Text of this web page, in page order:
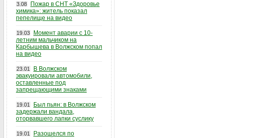
3.08
Пожар в СНТ «Здоровье
химика»: житель показал
пепелище на видео
19.03
Момент аварии с 10-
летним мальчиком на
Карбышева в Волжском попал
на видео
23.01
В Волжском
эвакуировали автомобили,
оставленные под
запрещающими знаками
19.01
Был пьян: в Волжском
задержали вандала,
оторвавшего лапки суслику
19.01
Разошелся по